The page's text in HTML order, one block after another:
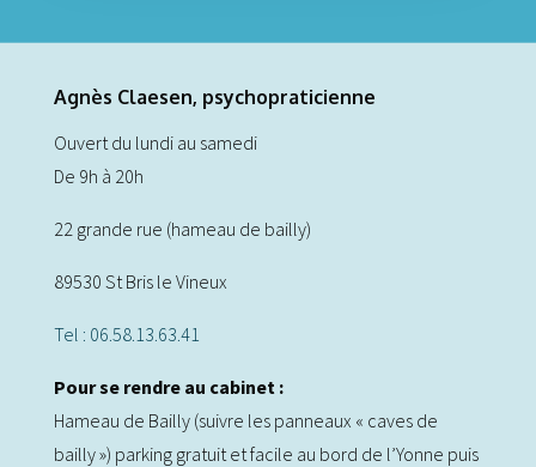
Agnès Claesen, psychopraticienne
Ouvert du lundi au samedi
De 9h à 20h
22 grande rue (hameau de bailly)
89530 St Bris le Vineux
Tel : 06.58.13.63.41
Pour se rendre au cabinet :
Hameau de Bailly (suivre les panneaux « caves de
bailly ») parking gratuit et facile au bord de l’Yonne puis